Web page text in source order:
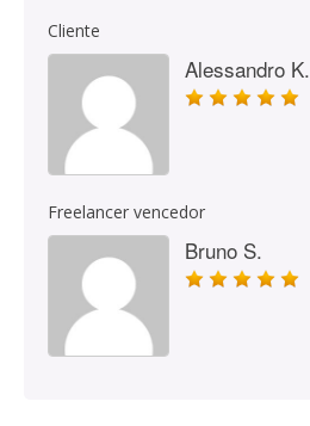
Cliente
Alessandro K.
Freelancer vencedor
Bruno S.